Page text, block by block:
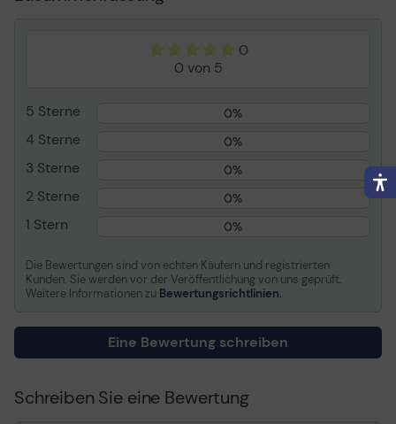
Transporthöhe
12.4 cm
Transportgewicht
1.1 kg
Verbrauchsmaterial
Drucktechnologie
Laser
Farbe
Schwarz
Patronenleistung
Hohe Ergiebigkeit
Kapazität
Bis zu 6000 Seiten
Verschiedenes
0
0 von 5
5 Sterne 0%
4 Sterne 0%
3 Sterne 0%
2 Sterne 0%
1 Stern 0%
Die Bewertungen sind von echten Käufern und registrierten
Kunden. Sie werden vor der Veröffentlichung von uns geprüft.
Weitere Informationen zu Bewertungsrichtlinien.
Eine Bewertung schreiben
Schreiben Sie eine Bewertung